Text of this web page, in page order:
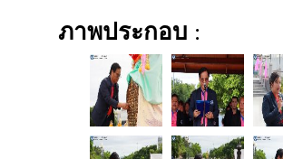
ภาพประกอบ :